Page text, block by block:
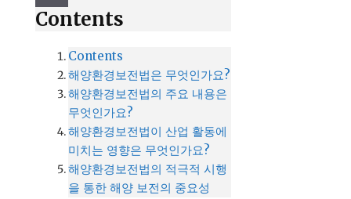
Contents
Contents
해양환경보전법은 무엇인가요?
해양환경보전법의 주요 내용은
무엇인가요?
해양환경보전법이 산업 활동에
미치는 영향은 무엇인가요?
해양환경보전법의 적극적 시행
을 통한 해양 보전의 중요성